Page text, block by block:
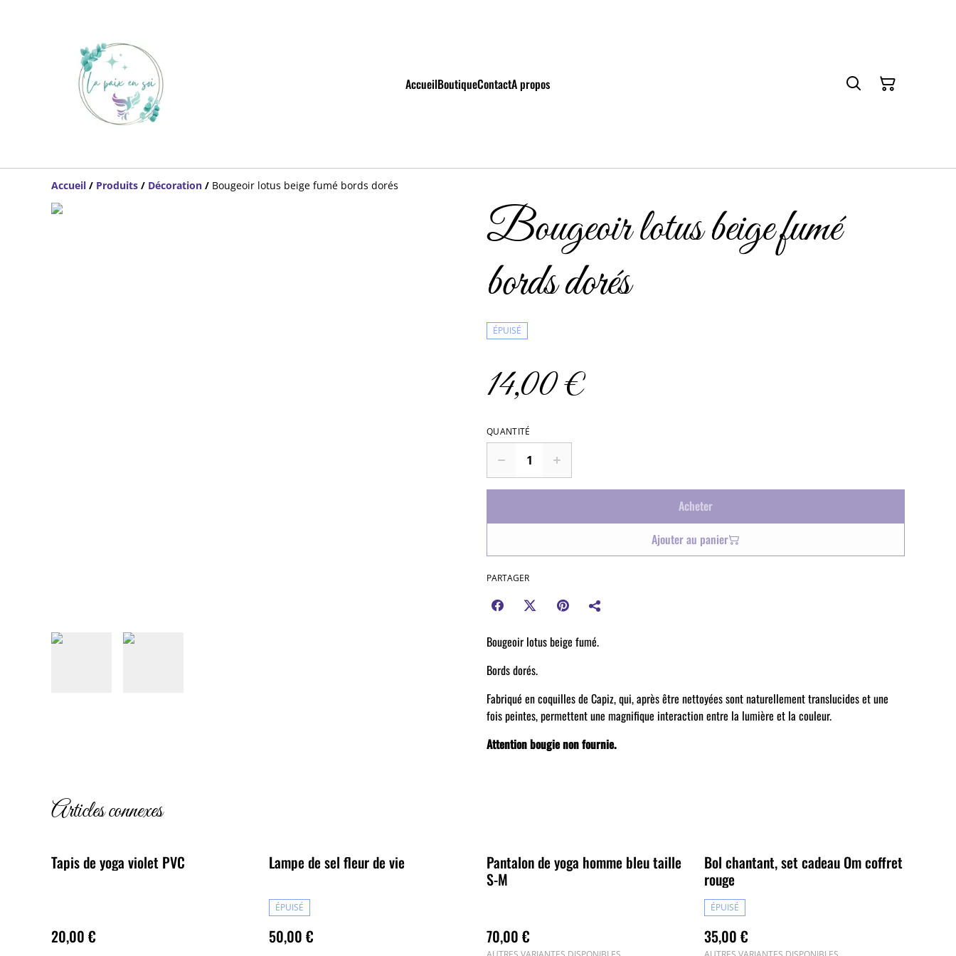
AccueilBoutiqueContactA propos
Accueil / Produits / Décoration / Bougeoir lotus beige fumé bords dorés
Bougeoir lotus beige fumé
bords dorés
ÉPUISÉ
14,00 €
QUANTITÉ
Acheter
Ajouter au panier
PARTAGER
Bougeoir lotus beige fumé.
Bords dorés.
Fabriqué en coquilles de Capiz, qui, après être nettoyées sont naturellement translucides et une
fois peintes, permettent une magnifique interaction entre la lumière et la couleur.
Attention bougie non fournie.
Articles connexes
Tapis de yoga violet PVC
20,00 €
Lampe de sel fleur de vie
ÉPUISÉ
50,00 €
Pantalon de yoga homme bleu taille
S-M
70,00 €
Bol chantant, set cadeau Om coffret
rouge
ÉPUISÉ
35,00 €